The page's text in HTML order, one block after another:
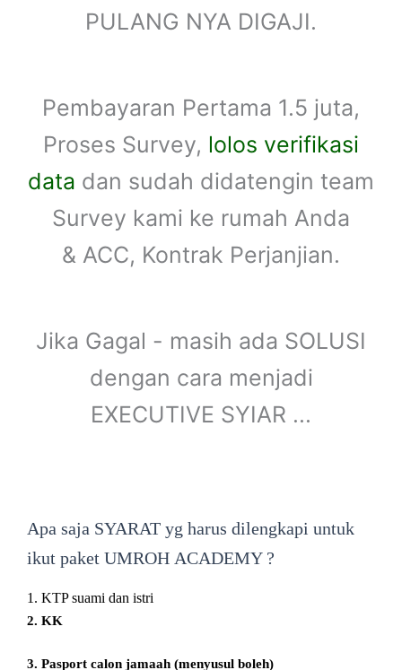
PULANG NYA DIGAJI.
Pembayaran Pertama 1.5 juta,
Proses Survey, lolos verifikasi
data dan sudah didatengin team
Survey kami ke rumah Anda
& ACC, Kontrak Perjanjian.
Jika Gagal - masih ada SOLUSI
dengan cara menjadi
EXECUTIVE SYIAR ...
Apa saja SYARAT yg harus dilengkapi untuk
ikut paket UMROH ACADEMY ?
1. KTP suami dan istri
2. KK
3. Pasport calon jamaah (menyusul boleh)